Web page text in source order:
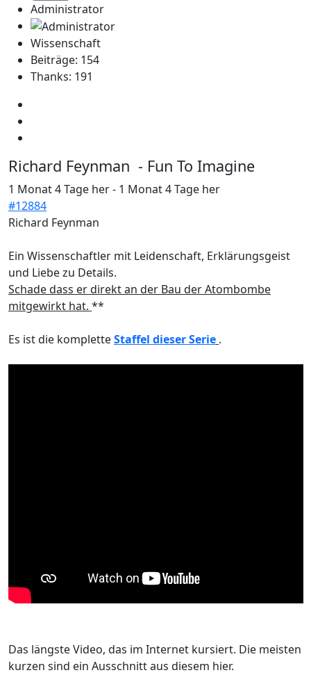
Administrator
Wissenschaft
Beiträge: 154
Thanks: 191
Richard Feynman - Fun To Imagine
1 Monat 4 Tage her- 1 Monat 4 Tage her
#12884
Richard Feynman
Ein Wissenschaftler mit Leidenschaft, Erklärungsgeist
und Liebe zu Details.
Schade dass er direkt an der Bau der Atombombe
mitgewirkt hat. **
Es ist die kompletteStaffel dieser Serie .
Das längste Video, das im Internet kursiert. Die meisten
kurzen sind ein Ausschnitt aus diesem hier.